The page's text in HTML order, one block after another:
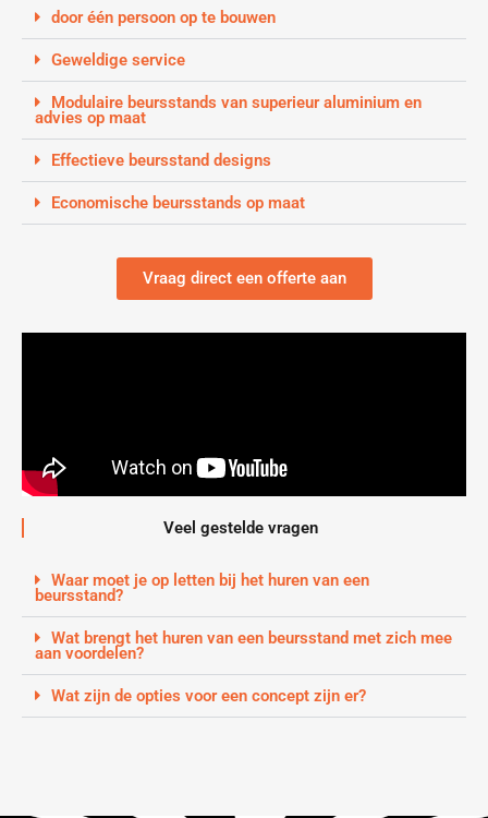
door één persoon op te bouwen
Geweldige service
Modulaire beursstands van superieur aluminium en
advies op maat
Effectieve beursstand designs
Economische beursstands op maat
Vraag direct een offerte aan
Veel gestelde vragen
Waar moet je op letten bij het huren van een
beursstand?
Wat brengt het huren van een beursstand met zich mee
aan voordelen?
Wat zijn de opties voor een concept zijn er?